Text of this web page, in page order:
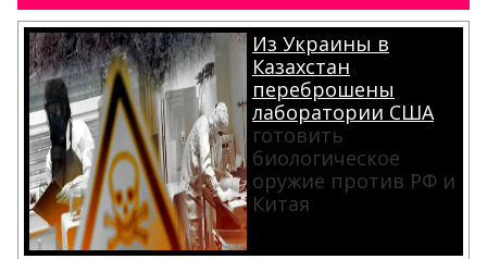
Из Украины в
Казахстан
переброшены
лаборатории США
готовить
биологическое
оружие против РФ и
Китая